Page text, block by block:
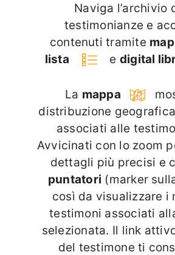
Naviga l’archivio
testimonianze e
contenuti tramite
lista
e digital
La mappa
distribuzione
associati alle
Avvicinati con lo zoom
dettagli più precisi e
puntatori (marker
così da visualizzare i
testimoni associati
selezionata. Il link
del testimone ti